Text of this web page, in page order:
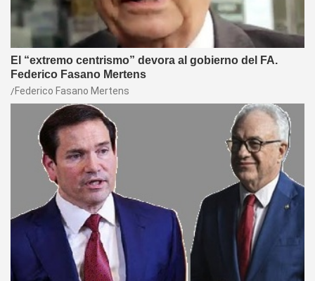
El “extremo centrismo” devora al gobierno del FA.
Federico Fasano Mertens
Federico Fasano Mertens